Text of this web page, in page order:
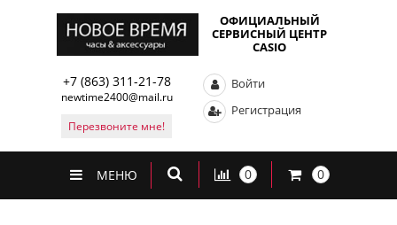
ОФИЦИАЛЬНЫЙ
СЕРВИСНЫЙ ЦЕНТР
CASIO
+7 (863) 311-21-78
newtime2400@mail.ru
Перезвоните мне!
Войти
Регистрация
МЕНЮ 0 0